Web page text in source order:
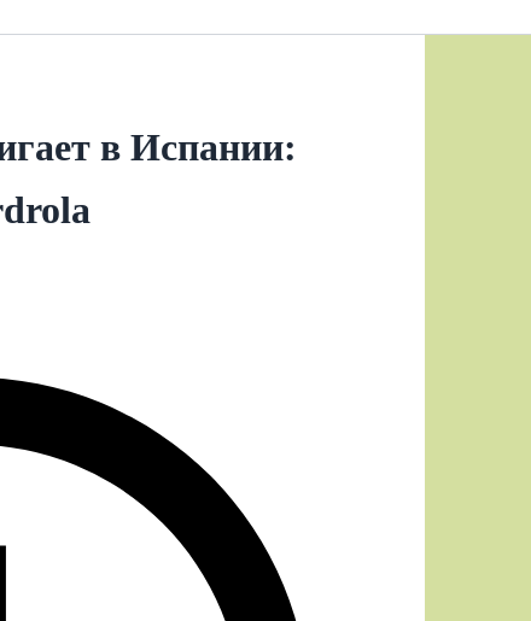
в Испании: